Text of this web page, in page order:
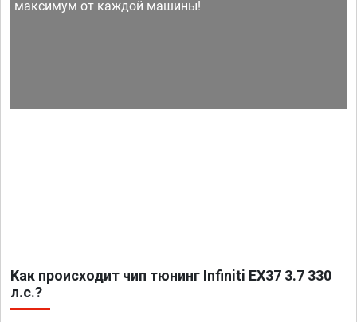
максимум от каждой машины!
Как происходит чип тюнинг Infiniti EX37 3.7 330
л.с.?